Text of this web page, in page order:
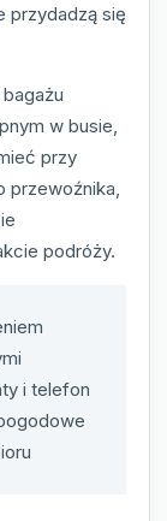
przydadzą się
w busie,
przy
podróży.
i telefon